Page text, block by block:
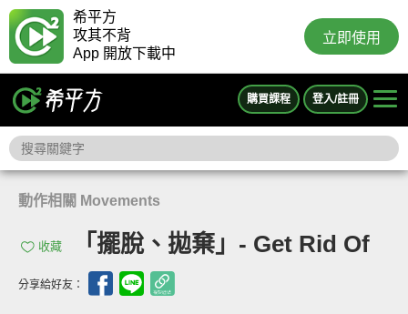
希平方
攻其不背
App 開放下載中
立即使用
購買課程 登入/註冊
動作相關 Movements
收藏 「擺脫、拋棄」- Get Rid Of
分享給好友：